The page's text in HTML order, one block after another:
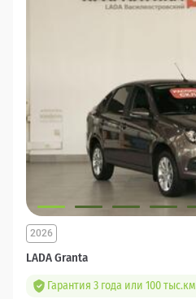
LADA Granta
2026
Гарантия 3 года или 100 тыс.км